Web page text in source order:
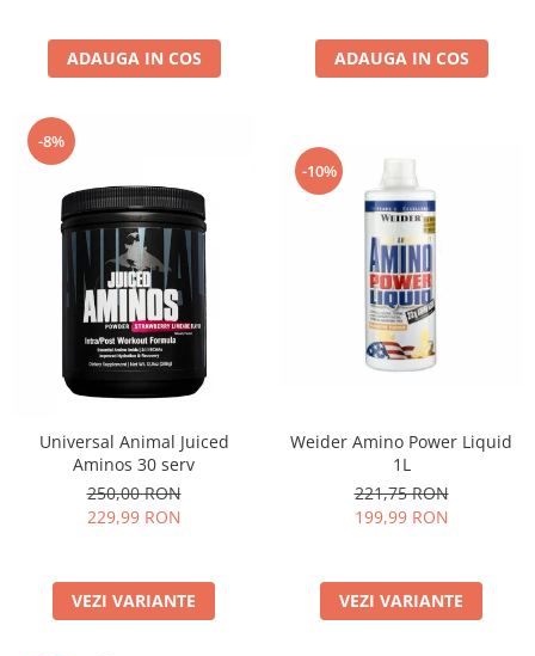
ADAUGA IN COS ADAUGA IN COS
-8%
Universal Animal Juiced
Aminos 30 serv
250,00 RON
229,99 RON
VEZI VARIANTE
-10%
Weider Amino Power Liquid
1L
221,75 RON
199,99 RON
VEZI VARIANTE